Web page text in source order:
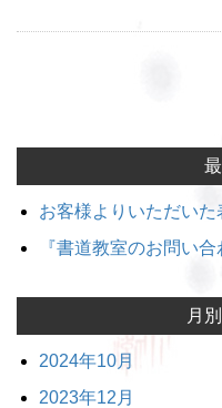
お客様よりいただいた
『書道教室のお問い
月
2024年10月
2023年12月